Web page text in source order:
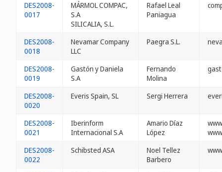
DES2008-
0017
MÁRMOL COMPAC,
S.A
SILICALIA, S.L.
Rafael Leal
Paniagua
DES2008-
0018
Nevamar Company
LLC
Paegra S.L.
DES2008-
0019
Gastón y Daniela
S.A
Fernando
Molina
DES2008-
0020
Everis Spain, SL Sergi Herrera
DES2008-
0021
Iberinform
Internacional S.A
Amario Díaz
López
DES2008-
0022
Schibsted ASA
Noel Tellez
Barbero